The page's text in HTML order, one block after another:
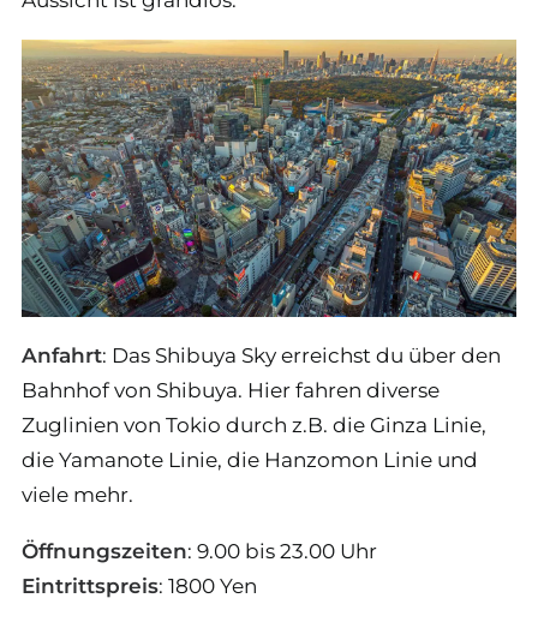
Anfahrt: Das Shibuya Sky erreichst du über den
Bahnhof von Shibuya. Hier fahren diverse
Zuglinien von Tokio durch z.B. die Ginza Linie,
die Yamanote Linie, die Hanzomon Linie und
viele mehr.
Öffnungszeiten: 9.00 bis 23.00 Uhr
Eintrittspreis: 1800 Yen